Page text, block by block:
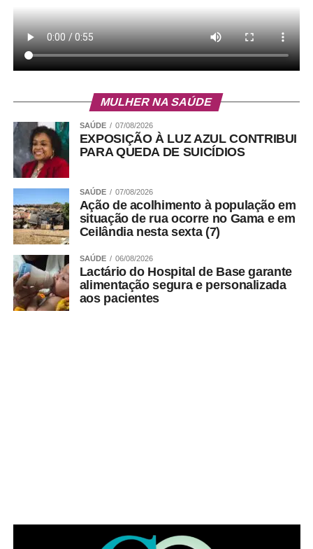
MULHER NA SAÚDE
SAÚDE 07/08/2026
EXPOSIÇÃO À LUZ AZUL CONTRIBUI
PARA QUEDA DE SUICÍDIOS
SAÚDE 07/08/2026
Ação de acolhimento à população em
situação de rua ocorre no Gama e em
Ceilândia nesta sexta (7)
SAÚDE 06/08/2026
Lactário do Hospital de Base garante
alimentação segura e personalizada
aos pacientes